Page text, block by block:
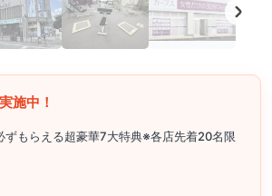
施中！
ずもらえる超豪華7大特典※各店先着20名限